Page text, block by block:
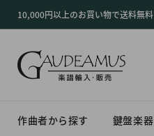
ン
10,000円以上のお買い物で送料無料
作曲者から探す 鍵盤楽器